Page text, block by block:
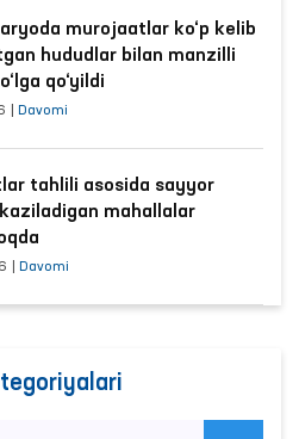
murojaatlar ko‘p kelib
hududlar bilan manzilli
qo‘yildi
Davomi
tahlili asosida sayyor
mahallalar
Davomi